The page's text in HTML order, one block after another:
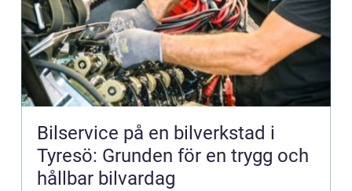
Bilservice på en bilverkstad i
Tyresö: Grunden för en trygg och
hållbar bilvardag